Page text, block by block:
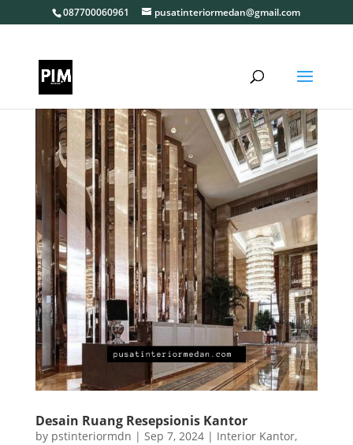
087700060961 pusatinteriormedan@gmail.com
Desain Ruang Resepsionis Kantor
by pstinteriormdn | Sep 7, 2024| Interior Kantor,